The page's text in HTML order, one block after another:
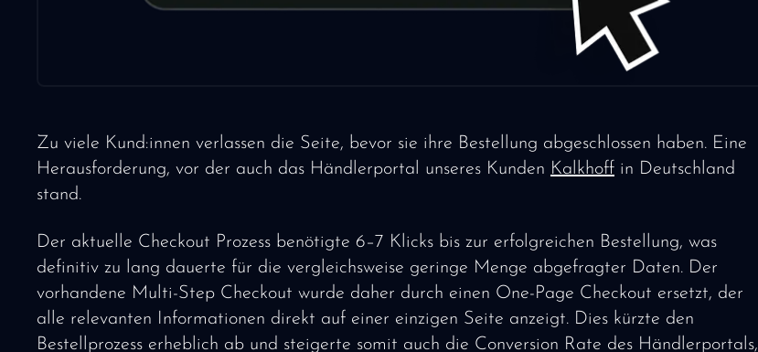
Zu viele Kund:innen verlassen die Seite, bevor sie ihre Bestellung abgeschlossen haben. Eine
Herausforderung, vor der auch das Händlerportal unseres Kunden Kalkhoff in Deutschland
stand.
Der aktuelle Checkout Prozess benötigte 6–7 Klicks bis zur erfolgreichen Bestellung, was
definitiv zu lang dauerte für die vergleichsweise geringe Menge abgefragter Daten. Der
vorhandene Multi-Step Checkout wurde daher durch einen One-Page Checkout ersetzt, der
alle relevanten Informationen direkt auf einer einzigen Seite anzeigt. Dies kürzte den
Bestellprozess erheblich ab und steigerte somit auch die Conversion Rate des Händlerportals,